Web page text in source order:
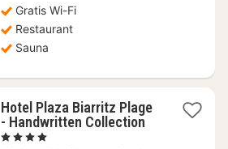
Gratis Wi-Fi
Restaurant
Sauna
Hotel Plaza Biarritz Plage
- Handwritten Collection1
, 4 Sterren